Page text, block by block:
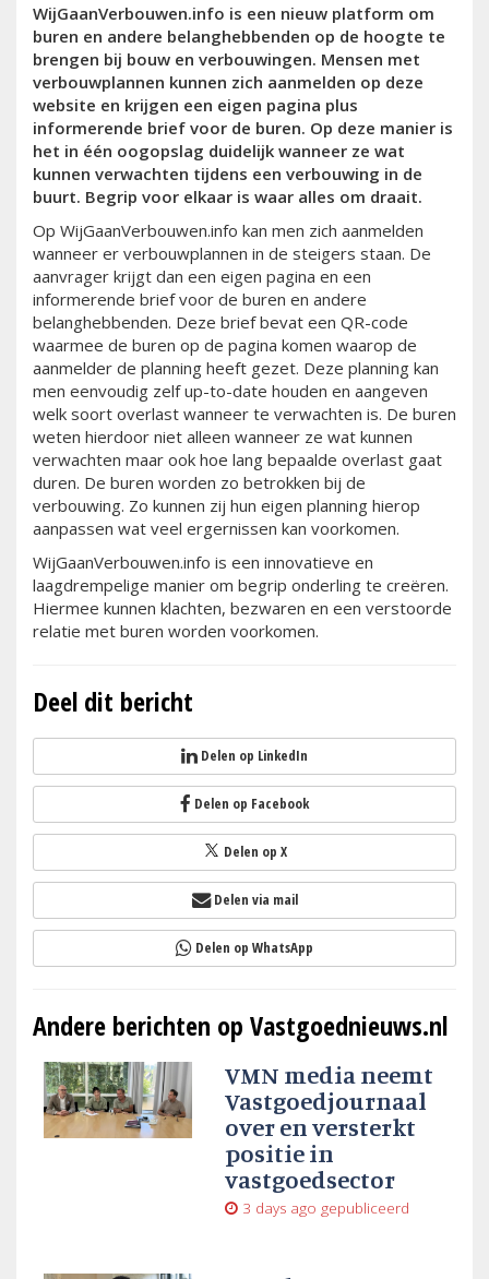
WijGaanVerbouwen.info is een nieuw platform om
buren en andere belanghebbenden op de hoogte te
brengen bij bouw en verbouwingen. Mensen met
verbouwplannen kunnen zich aanmelden op deze
website en krijgen een eigen pagina plus
informerende brief voor de buren. Op deze manier is
het in één oogopslag duidelijk wanneer ze wat
kunnen verwachten tijdens een verbouwing in de
buurt. Begrip voor elkaar is waar alles om draait.
Op WijGaanVerbouwen.info kan men zich aanmelden
wanneer er verbouwplannen in de steigers staan. De
aanvrager krijgt dan een eigen pagina en een
informerende brief voor de buren en andere
belanghebbenden. Deze brief bevat een QR-code
waarmee de buren op de pagina komen waarop de
aanmelder de planning heeft gezet. Deze planning kan
men eenvoudig zelf up-to-date houden en aangeven
welk soort overlast wanneer te verwachten is. De buren
weten hierdoor niet alleen wanneer ze wat kunnen
verwachten maar ook hoe lang bepaalde overlast gaat
duren. De buren worden zo betrokken bij de
verbouwing. Zo kunnen zij hun eigen planning hierop
aanpassen wat veel ergernissen kan voorkomen.
WijGaanVerbouwen.info is een innovatieve en
laagdrempelige manier om begrip onderling te creëren.
Hiermee kunnen klachten, bezwaren en een verstoorde
relatie met buren worden voorkomen.
Deel dit bericht
Delen op LinkedIn
Delen op Facebook
Delen op X
Delen via mail
Delen op WhatsApp
Andere berichten op Vastgoednieuws.nl
VMN media neemt
Vastgoedjournaal
over en versterkt
positie in
vastgoedsector
3 days ago gepubliceerd